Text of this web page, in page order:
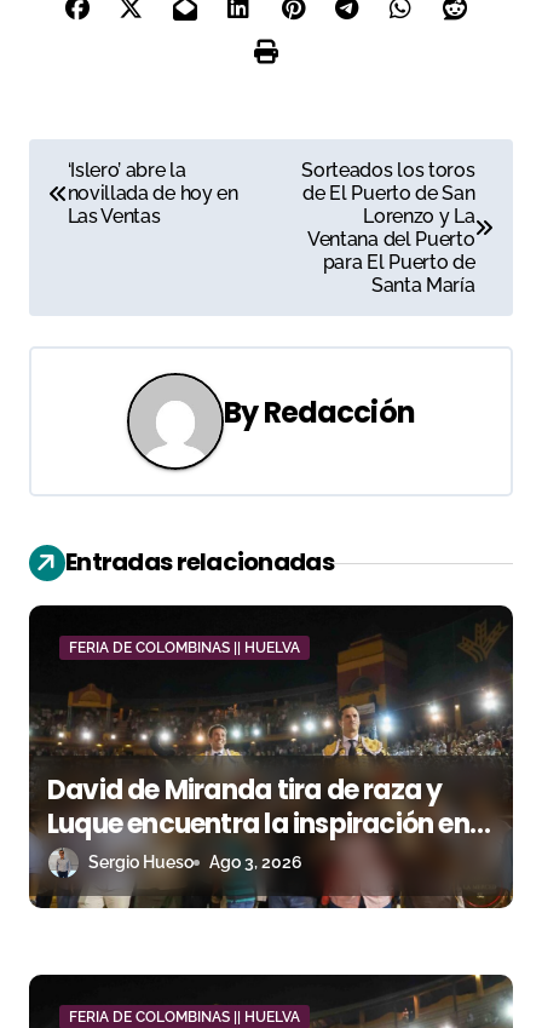
a
e
g
i
ó
n
e
e
n
t
r
‘Islero’ abre la
novillada de hoy en
Las Ventas
Sorteados los toros
de El Puerto de San
Lorenzo y La
Ventana del Puerto
para El Puerto de
Santa María
ByRedacción
Entradas relacionadas
FERIA DE COLOMBINAS || HUELVA
David de Miranda tira de raza y
Luque encuentra la inspiración en
Huelva
Sergio Hueso Ago 3, 2026
FERIA DE COLOMBINAS || HUELVA